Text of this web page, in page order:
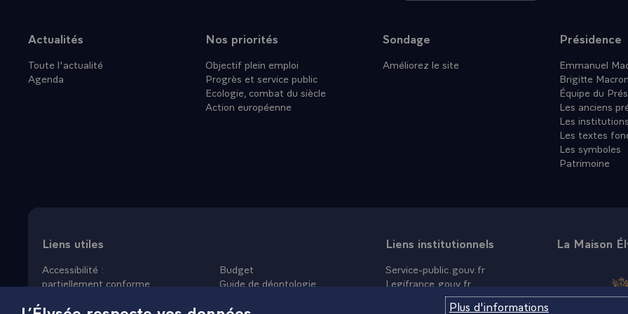
Plan du site
Actualités
Toute l'actualité
Agenda
Nos priorités
Objectif plein emploi
Progrès et service public
Ecologie, combat du siècle
Action européenne
Sondage
Améliorez le site
Présidence
Emmanuel
Brigitte Macron
Équipe du
Les anciens
Les institutions
Les textes
Les symboles
Patrimoine
Liens utiles
Accessibilité :
partiellement conforme
Mentions légales
Budget
Guide de déontologie
Plan du site
Liens institutionnels
Service-public.gouv.fr
Legifrance.gouv.fr
La Maison
Plus d'informations